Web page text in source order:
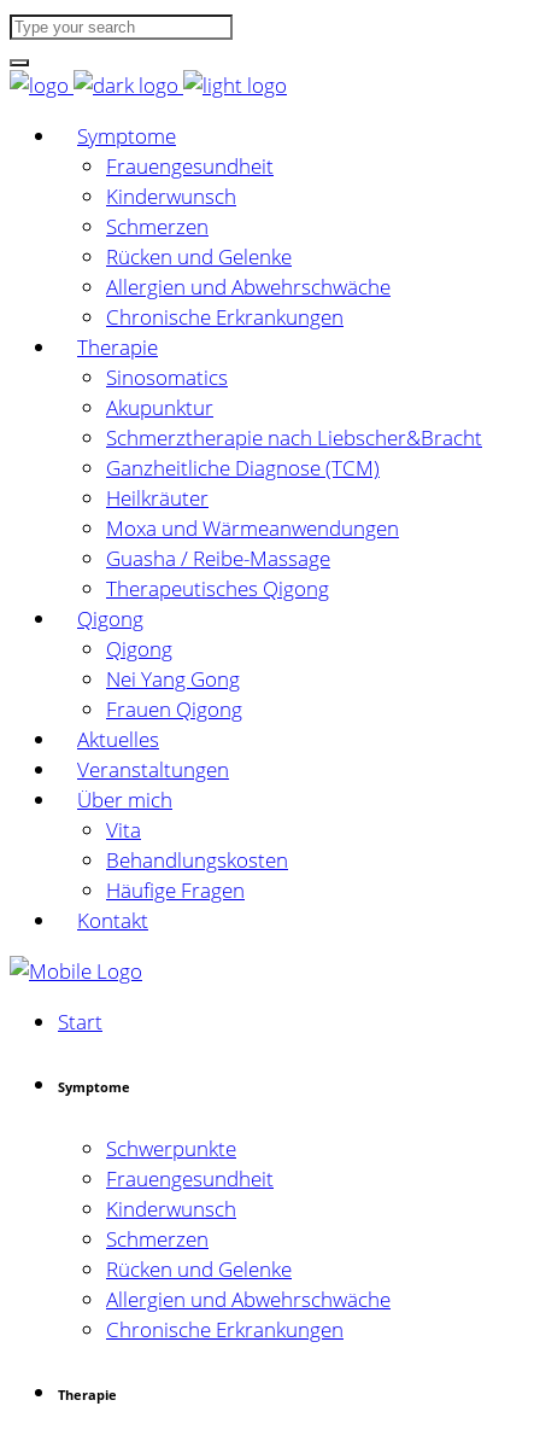
Symptome
Frauengesundheit
Kinderwunsch
Schmerzen
Rücken und Gelenke
Allergien und Abwehrschwäche
Chronische Erkrankungen
Therapie
Sinosomatics
Akupunktur
Schmerztherapie nach Liebscher&Bracht
Ganzheitliche Diagnose (TCM)
Heilkräuter
Moxa und Wärmeanwendungen
Guasha / Reibe-Massage
Therapeutisches Qigong
Qigong
Qigong
Nei Yang Gong
Frauen Qigong
Aktuelles
Veranstaltungen
Über mich
Vita
Behandlungskosten
Häufige Fragen
Kontakt
Start
Symptome
Schwerpunkte
Frauengesundheit
Kinderwunsch
Schmerzen
Rücken und Gelenke
Allergien und Abwehrschwäche
Chronische Erkrankungen
Therapie